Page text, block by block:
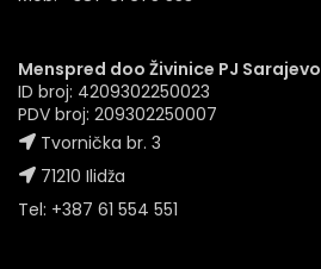
Menspred doo Živinice PJ Sarajevo
ID broj: 4209302250023
PDV broj: 209302250007
Tvornička br. 3
71210 Ilidža
Tel: +387 61 554 551